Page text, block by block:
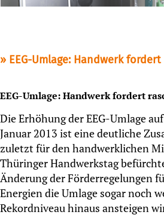
EEG-Umlage: Handwerk
EEG-Umlage: Handwerk fordert
Die Erhöhung der EEG-Umlage
Januar 2013 ist eine deutliche
zuletzt für den handwerklichen
Thüringer Handwerkstag
Änderung der Förderregelungen
Energien die Umlage sogar noch
Rekordniveau hinaus ansteigen